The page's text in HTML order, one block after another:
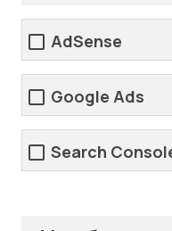
AdSense
Google Ads
Search